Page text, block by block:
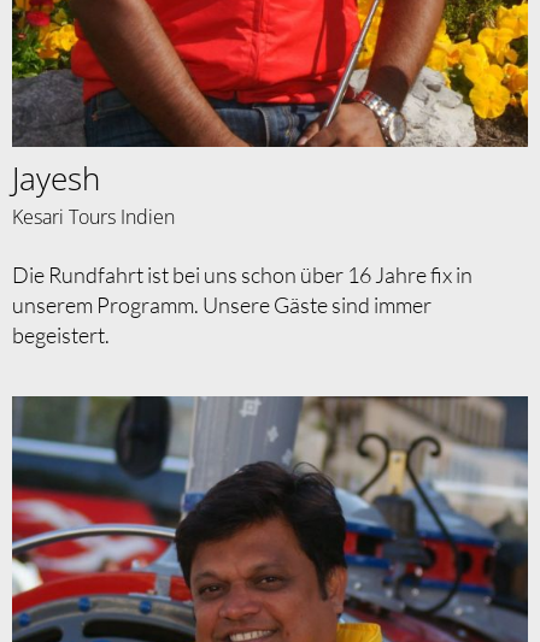
Jayesh
Kesari Tours Indien
Die Rundfahrt ist bei uns schon über 16 Jahre fix in
unserem Programm. Unsere Gäste sind immer
begeistert.